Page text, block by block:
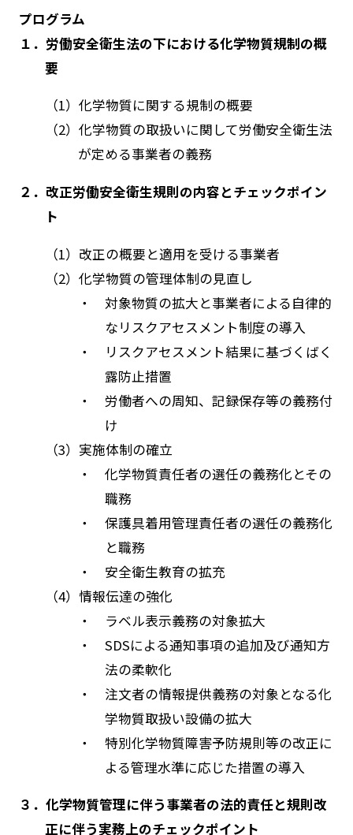
プログラム
１．労働安全衛生法の下における化学物質規制の概
要
（1）化学物質に関する規制の概要
（2）化学物質の取扱いに関して労働安全衛生法
が定める事業者の義務
２．改正労働安全衛生規則の内容とチェックポイン
ト
（1）改正の概要と適用を受ける事業者
（2）化学物質の管理体制の見直し
・ 対象物質の拡大と事業者による自律的
なリスクアセスメント制度の導入
・ リスクアセスメント結果に基づくばく
露防止措置
・ 労働者への周知、記録保存等の義務付
け
（3）実施体制の確立
・ 化学物質責任者の選任の義務化とその
職務
・ 保護具着用管理責任者の選任の義務化
と職務
・ 安全衛生教育の拡充
（4）情報伝達の強化
・ ラベル表示義務の対象拡大
・ SDSによる通知事項の追加及び通知方
法の柔軟化
・ 注文者の情報提供義務の対象となる化
学物質取扱い設備の拡大
・ 特別化学物質障害予防規則等の改正に
よる管理水準に応じた措置の導入
３．化学物質管理に伴う事業者の法的責任と規則改
正に伴う実務上のチェックポイント